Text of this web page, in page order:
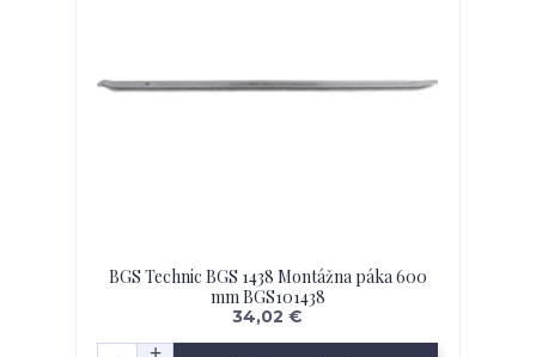
BGS Technic BGS 1438 Montážna páka 600
mm BGS101438
34,02 €